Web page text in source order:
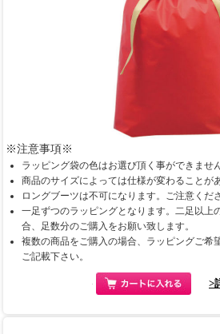
※注意事項※
ラッピング袋の色はお選び頂く事ができませ
商品のサイズによっては仕様が変わることが
ロングブーツは不可になります。ご注意くだ
一足ずつのラッピングとなります。二足以上
合、足数分のご購入をお願い致します。
複数の商品をご購入の場合、ラッピングご希
ご記載下さい。
>